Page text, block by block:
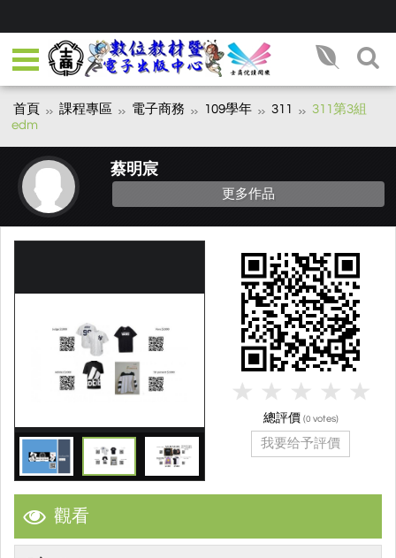
首頁 課程專區 電子商務 109學年 311
311第3組
edm
蔡明宸
更多作品
觀看
總評價 (0 votes)
我要给予評價